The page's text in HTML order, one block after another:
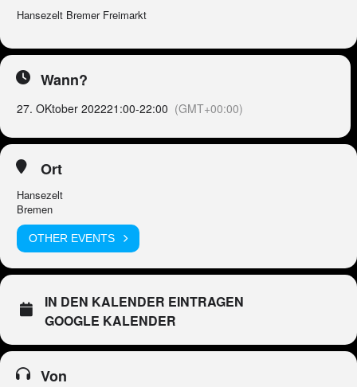
Hansezelt Bremer Freimarkt
Wann?
27. OKtober 202221:00-22:00 (GMT+00:00)
Ort
Hansezelt
Bremen
OTHER EVENTS
IN DEN KALENDER EINTRAGEN
GOOGLE KALENDER
Von